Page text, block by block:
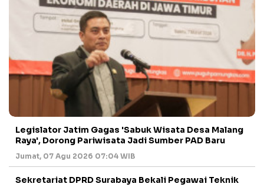
Legislator Jatim Gagas 'Sabuk Wisata Desa Malang
Raya', Dorong Pariwisata Jadi Sumber PAD Baru
Jumat, 07 Agu 2026 07:04 WIB
Sekretariat DPRD Surabaya Bekali Pegawai Teknik